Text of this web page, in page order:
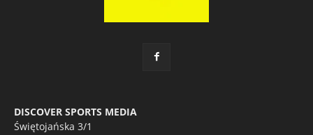
DISCOVER SPORTS MEDIA
Świętojańska 3/1